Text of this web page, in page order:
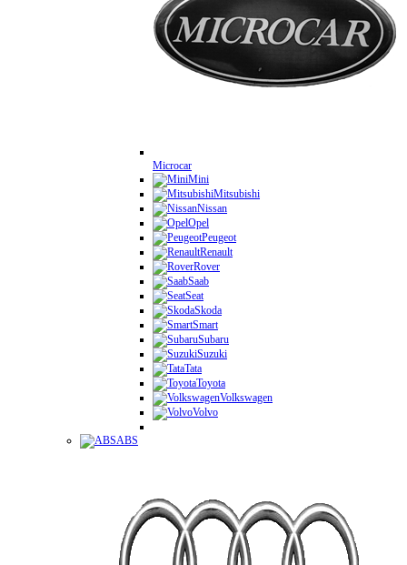
Microcar
Mini
Mitsubishi
Nissan
Opel
Peugeot
Renault
Rover
Saab
Seat
Skoda
Smart
Subaru
Suzuki
Tata
Toyota
Volkswagen
Volvo
ABS